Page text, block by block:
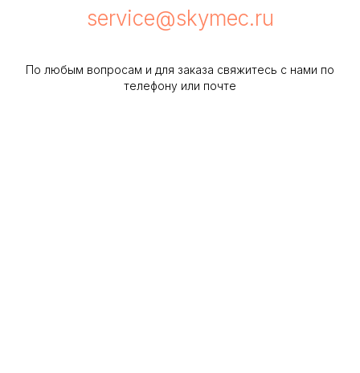
service@skymec.ru
По любым вопросам и для заказа свяжитесь с нами по
телефону или почте